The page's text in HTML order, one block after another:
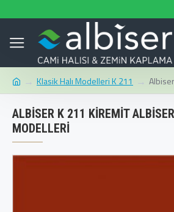
Klasik Halı Modelleri K 211
ALBISER K 211 KIREMIT
MODELLERI